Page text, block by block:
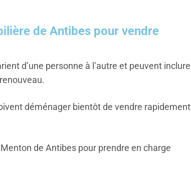
de Antibes pour vendre
d’une personne à l’autre et peuvent inclure
déménager bientôt de vendre rapidement
de Antibes pour prendre en charge